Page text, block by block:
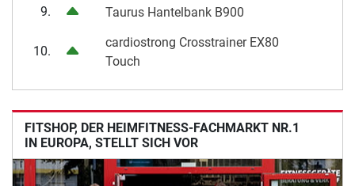
9.
Taurus Hantelbank B900
10.
cardiostrong Crosstrainer EX80
Touch
FITSHOP, DER HEIMFITNESS-FACHMARKT NR.1
IN EUROPA, STELLT SICH VOR